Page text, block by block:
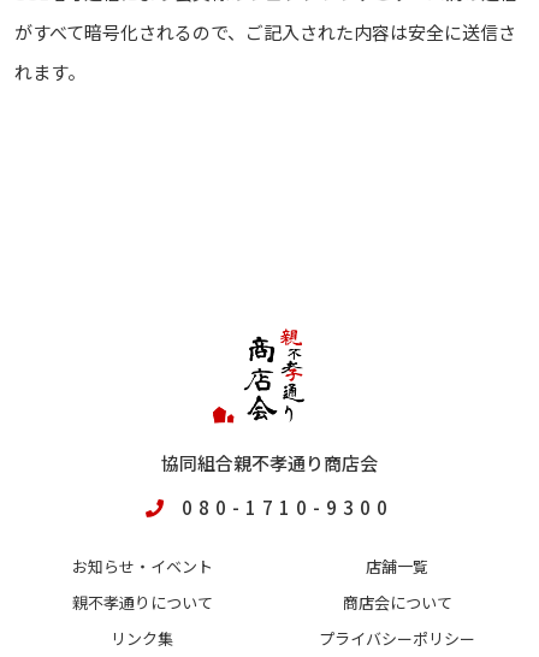
がすべて暗号化されるので、ご記入された内容は安全に送信さ
れます。
協同組合親不孝通り商店会
080-1710-9300
お知らせ・イベント
店舗一覧
親不孝通りについて
商店会について
リンク集
プライバシーポリシー